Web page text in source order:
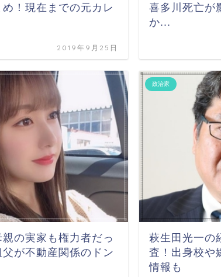
！現在までの元カレ
2019年9月25日
喜多川死亡が
か...
の実家も権力者だっ
が不動産関係のドン
政治家
萩生田光一の
査！出身校や
情報も